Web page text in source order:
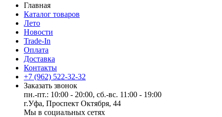
Главная
Каталог товаров
Лето
Новости
Trade-In
Оплата
Доставка
Контакты
+7 (962) 522-32-32
Заказать звонок
пн.-пт.: 10:00 - 20:00, сб.-вс. 11:00 - 19:00
г.Уфа, Проспект Октября, 44
Мы в социальных сетях